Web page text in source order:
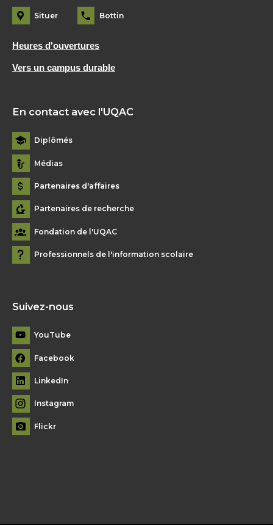
Situer Bottin
Heures d'ouvertures
Vers un campus durable
En contact avec l'UQAC
Diplômés
Médias
Partenaires d'affaires
Partenaires de recherche
Fondation de l'UQAC
Professionnels de l'information scolaire
Suivez-nous
YouTube
Facebook
LinkedIn
Instagram
Flickr